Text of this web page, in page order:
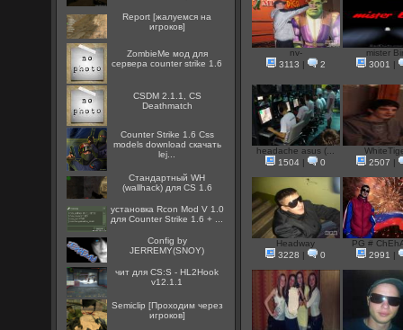
Report [жалуемся на
игроков]
ZombieMe мод для
сервера counter strike 1.6
CSDM 2.1.1, CS
Deathmatch
Counter Strike 1.6 Css
models download скачать
lej...
Стандартный WH
(wallhack) для CS 1.6
установка Rcon Mod V 1.0
для Counter Strike 1.6 + ...
Config by
JERREMY(SNOY)
чит для CS:S - HL2Hook
v12.1.1
Semiclip [Проходим через
игроков]
nv-
3113
2
mister
3001
|
headache asus (...
1504 | 0
2507
|
Headway
3228
| 0
PG #
2991
|